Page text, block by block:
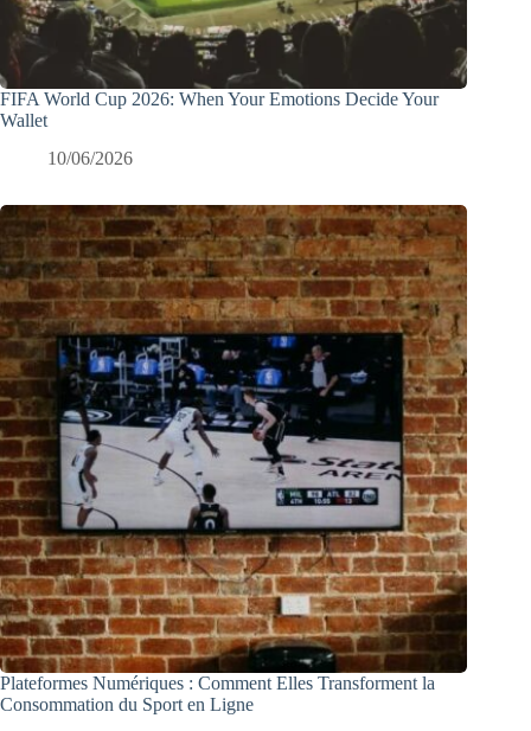
FIFA World Cup 2026: When Your Emotions Decide Your
Wallet
10/06/2026
Plateformes Numériques : Comment Elles Transforment la
Consommation du Sport en Ligne